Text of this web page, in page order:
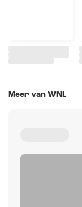
Meer van WNL